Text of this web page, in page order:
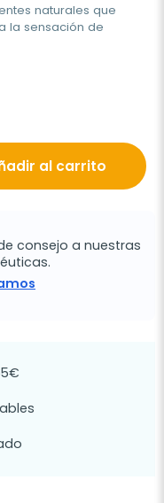
naturales que
la sensación de
al carrito
consejo a nuestras